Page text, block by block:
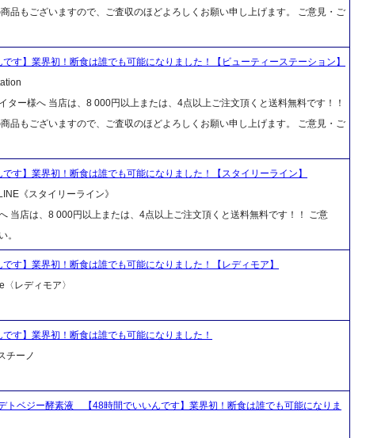
品もございますので、ご査収のほどよろしくお願い申し上げます。 ご意見・ご
す】業界初！断食は誰でも可能になりました！【ビューティーステーション】
ター様へ 当店は、8 000円以上または、4点以上ご注文頂くと送料無料です！！
品もございますので、ご査収のほどよろしくお願い申し上げます。 ご意見・ご
す】業界初！断食は誰でも可能になりました！【スタイリーライン】
《スタイリーライン》
当店は、8 000円以上または、4点以上ご注文頂くと送料無料です！！ ご意
。
す】業界初！断食は誰でも可能になりました！【レディモア】
レディモア〉
す】業界初！断食は誰でも可能になりました！
チーノ
ベジー酵素液 【48時間でいいんです】業界初！断食は誰でも可能になりま